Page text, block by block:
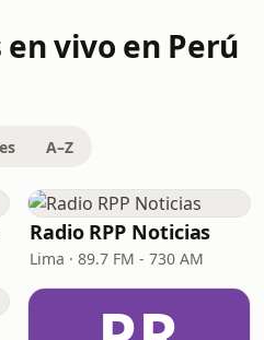
vivo en Perú
A–Z
Radio RPP Noticias
Lima · 89.7 FM - 730 AM